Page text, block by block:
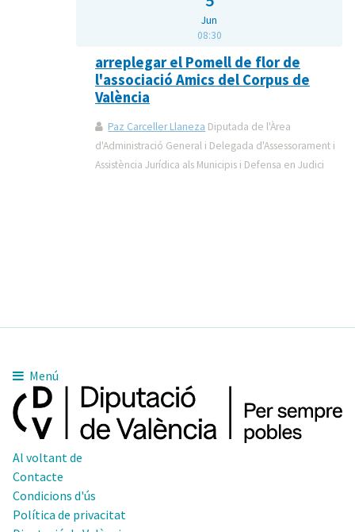
Jun
08:30
arreplegar el Pomell de flor de
l'associació Amics del Corpus de
València
Paz Carceller Llaneza Diputada de l'Àrea
d'Administració General i Delegada d'Assessorament i
Assistència Jurídica als Municipis i Defensa en Judici
Menú
Al voltant de
Contacte
Condicions d'ús
Política de privacitat